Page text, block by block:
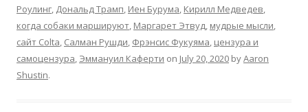
Роулинг, Дональд Трамп, Иен Бурума, Кирилл Медведев,
когда собаки маршируют, Маргарет Этвуд, мудрые мысли,
сайт Colta, Салман Рушди, Фрэнсис Фукуяма, цензура и
самоцензура, Эммануил Каферти on July 20, 2020 byAaron
Shustin.